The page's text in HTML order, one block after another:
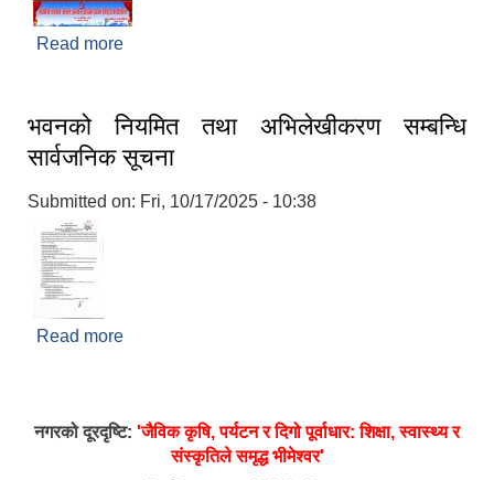
Read more
भवनको नियमित तथा अभिलेखीकरण सम्बन्धि
सार्वजनिक सूचना
Submitted on: Fri, 10/17/2025 - 10:38
Read more
नगरको दूरदृष्टि: 'जैविक कृषि, पर्यटन र दिगो पूर्वाधार: शिक्षा, स्वास्थ्य र
संस्कृतिले समृद्ध भीमेश्वर'